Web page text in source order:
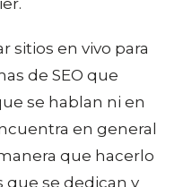
sitios en vivo para
de SEO que
se hablan ni en
en general
que hacerlo
que se dedican y